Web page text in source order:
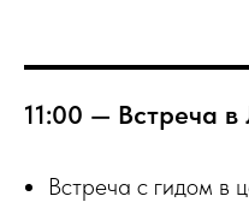
11:00 — Встреча в
Встреча с гидом в